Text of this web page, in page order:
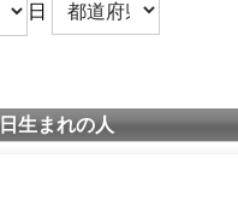
日
生まれの人